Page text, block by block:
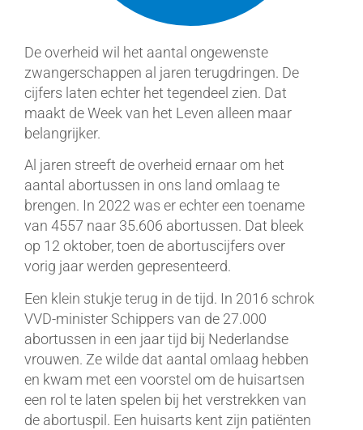
De overheid wil het aantal ongewenste
zwangerschappen al jaren terugdringen. De
cijfers laten echter het tegendeel zien. Dat
maakt de Week van het Leven alleen maar
belangrijker.
Al jaren streeft de overheid ernaar om het
aantal abortussen in ons land omlaag te
brengen. In 2022 was er echter een toename
van 4557 naar 35.606 abortussen. Dat bleek
op 12 oktober, toen de abortuscijfers over
vorig jaar werden gepresenteerd.
Een klein stukje terug in de tijd. In 2016 schrok
VVD-minister Schippers van de 27.000
abortussen in een jaar tijd bij Nederlandse
vrouwen. Ze wilde dat aantal omlaag hebben
en kwam met een voorstel om de huisartsen
een rol te laten spelen bij het verstrekken van
de abortuspil. Een huisarts kent zijn patiënten